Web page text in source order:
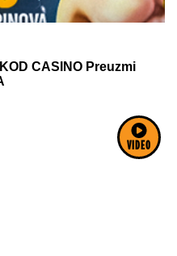
VIDEO
CASINO Preuzmi